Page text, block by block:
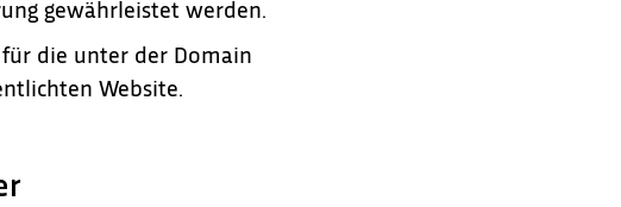
gewährleistet werden.
die unter der Domain
Website.